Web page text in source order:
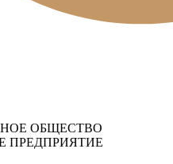
ОБЩЕСТВО
ПРЕДПРИЯТИЕ